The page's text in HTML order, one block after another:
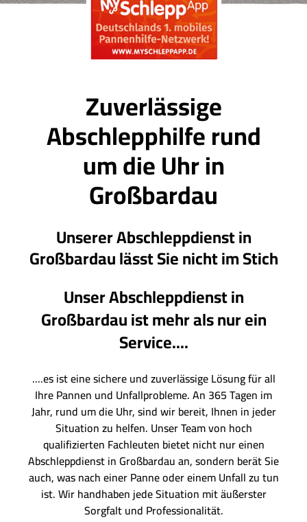
Zuverlässige
Abschlepphilfe rund
um die Uhr in
Großbardau
Unserer Abschleppdienst in
Großbardau lässt Sie nicht im Stich
Unser Abschleppdienst in
Großbardau ist mehr als nur ein
Service....
....es ist eine sichere und zuverlässige Lösung für all
Ihre Pannen und Unfallprobleme. An 365 Tagen im
Jahr, rund um die Uhr, sind wir bereit, Ihnen in jeder
Situation zu helfen. Unser Team von hoch
qualifizierten Fachleuten bietet nicht nur einen
Abschleppdienst in Großbardau an, sondern berät Sie
auch, was nach einer Panne oder einem Unfall zu tun
ist. Wir handhaben jede Situation mit äußerster
Sorgfalt und Professionalität.